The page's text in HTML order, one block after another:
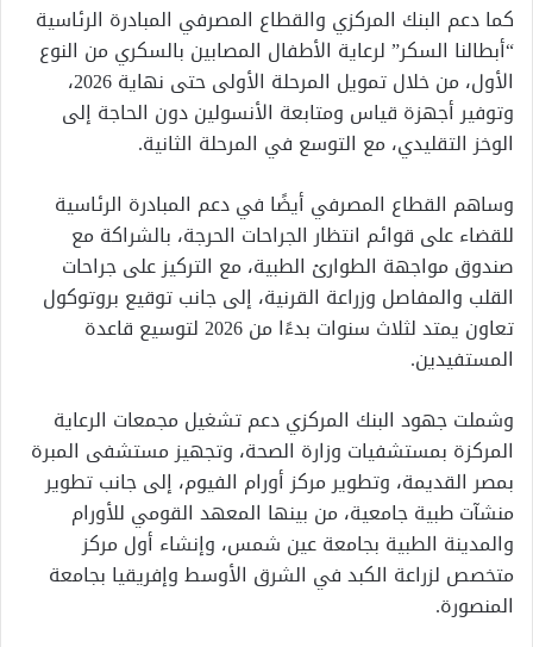
كما دعم البنك المركزي والقطاع المصرفي المبادرة الرئاسية
“أبطالنا السكر” لرعاية الأطفال المصابين بالسكري من النوع
الأول، من خلال تمويل المرحلة الأولى حتى نهاية 2026،
وتوفير أجهزة قياس ومتابعة الأنسولين دون الحاجة إلى
الوخز التقليدي، مع التوسع في المرحلة الثانية.
وساهم القطاع المصرفي أيضًا في دعم المبادرة الرئاسية
للقضاء على قوائم انتظار الجراحات الحرجة، بالشراكة مع
صندوق مواجهة الطوارئ الطبية، مع التركيز على جراحات
القلب والمفاصل وزراعة القرنية، إلى جانب توقيع بروتوكول
تعاون يمتد لثلاث سنوات بدءًا من 2026 لتوسيع قاعدة
المستفيدين.
وشملت جهود البنك المركزي دعم تشغيل مجمعات الرعاية
المركزة بمستشفيات وزارة الصحة، وتجهيز مستشفى المبرة
بمصر القديمة، وتطوير مركز أورام الفيوم، إلى جانب تطوير
منشآت طبية جامعية، من بينها المعهد القومي للأورام
والمدينة الطبية بجامعة عين شمس، وإنشاء أول مركز
متخصص لزراعة الكبد في الشرق الأوسط وإفريقيا بجامعة
المنصورة.